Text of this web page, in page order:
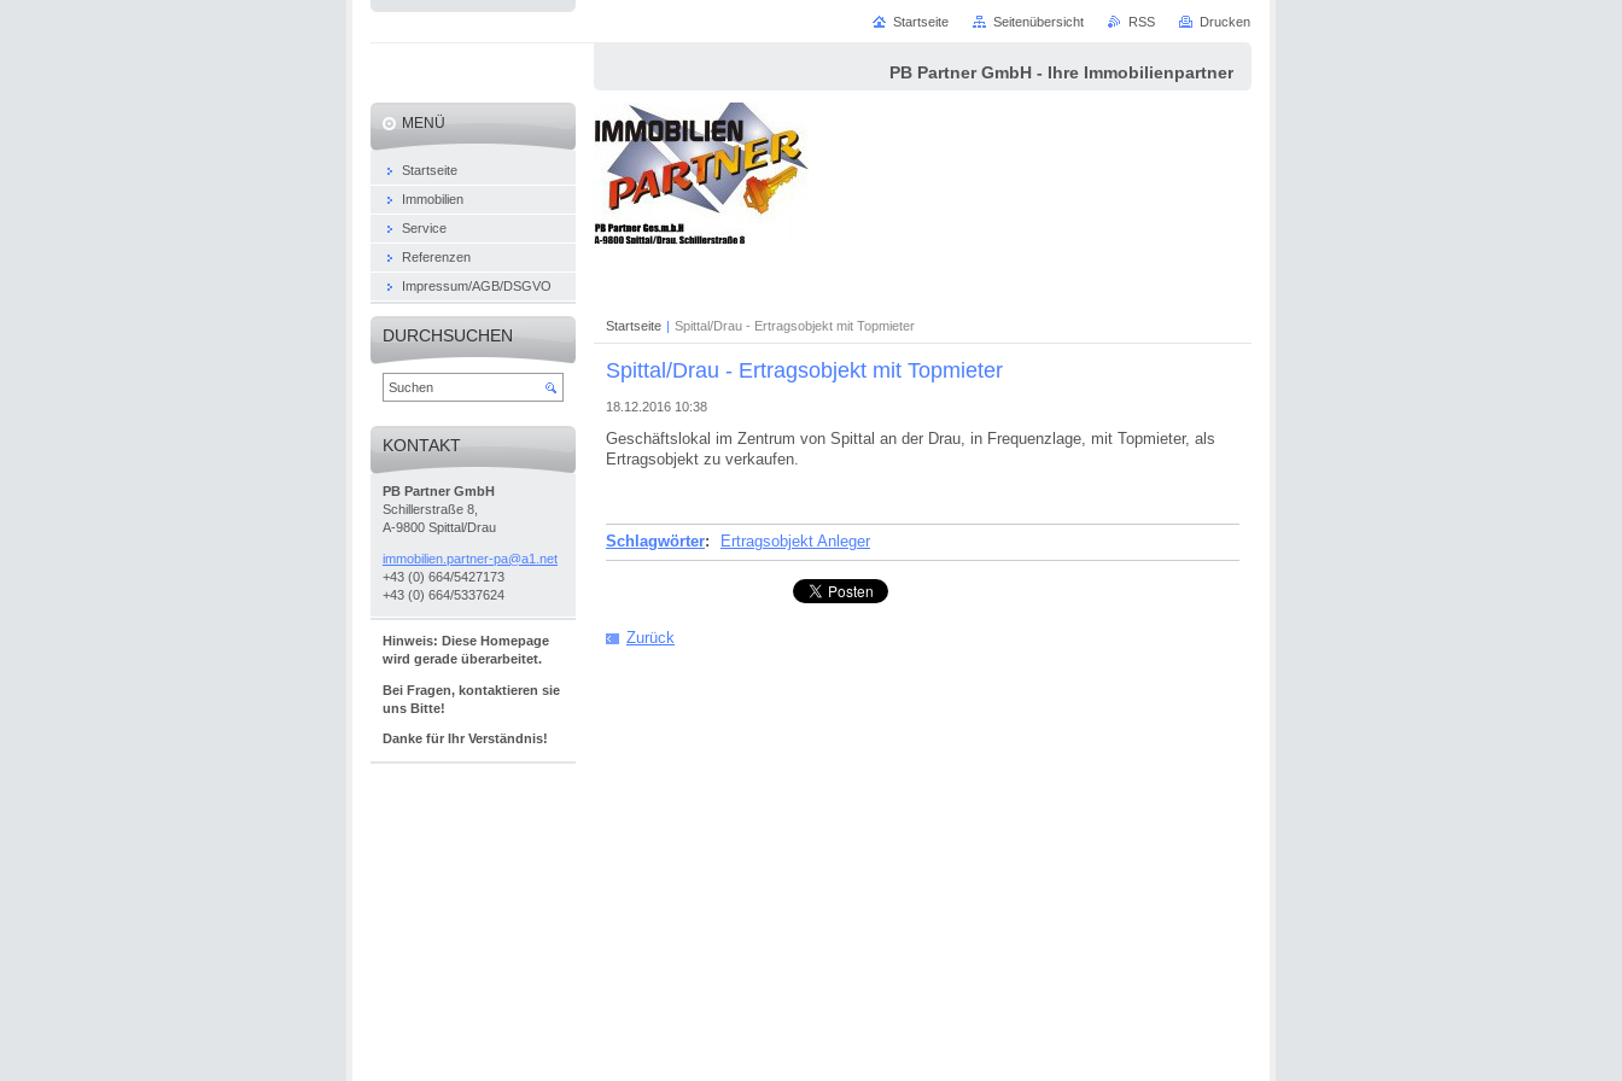
PB Partner GmbH - Ihre Immobilienpartner
Startseite | Spittal/Drau - Ertragsobjekt mit Topmieter
Spittal/Drau - Ertragsobjekt mit Topmieter
18.12.2016 10:38
Geschäftslokal im Zentrum von Spittal an der Drau, in Frequenzlage, mit Topmieter, als
Ertragsobjekt zu verkaufen.
Schlagwörter: Ertragsobjekt Anleger
Zurück
MENÜ
Startseite
Immobilien
Service
Referenzen
Impressum/AGB/DSGVO
DURCHSUCHEN
KONTAKT
PB Partner GmbH
Schillerstraße 8,
A-9800 Spittal/Drau
immobilien.partner-pa@a1 .net
+43 (0) 664/5427173
+43 (0) 664/5337624
Hinweis: Diese Homepage
wird gerade überarbeitet.
Bei Fragen, kontaktieren sie
uns Bitte!
Danke für Ihr Verständnis!
Startseite Seitenübersicht RSS Drucken